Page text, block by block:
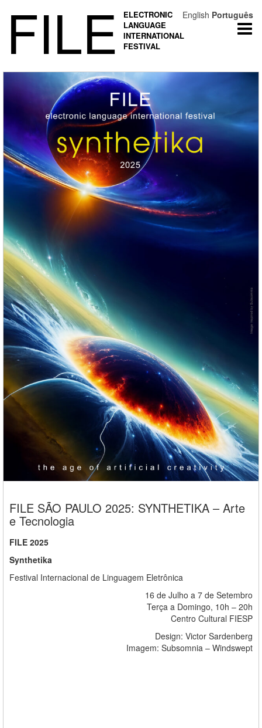
FILE
ELECTRONIC
LANGUAGE
INTERNATIONAL
FESTIVAL
FILE SÃO PAULO 2025: SYNTHETIKA – Arte
e Tecnologia
FILE 2025
Synthetika
Festival Internacional de Linguagem Eletrônica
16 de Julho a 7 de Setembro
Terça a Domingo, 10h – 20h
Centro Cultural FIESP
Design: Victor Sardenberg
Imagem: Subsomnia – Windswept
English Português